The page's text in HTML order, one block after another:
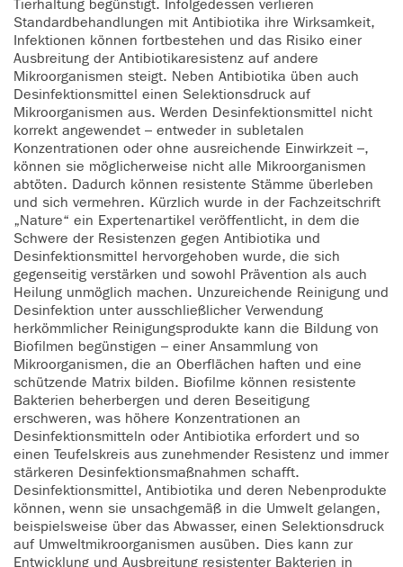
Tierhaltung begünstigt. Infolgedessen verlieren
Standardbehandlungen mit Antibiotika ihre Wirksamkeit,
Infektionen können fortbestehen und das Risiko einer
Ausbreitung der Antibiotikaresistenz auf andere
Mikroorganismen steigt. Neben Antibiotika üben auch
Desinfektionsmittel einen Selektionsdruck auf
Mikroorganismen aus. Werden Desinfektionsmittel nicht
korrekt angewendet – entweder in subletalen
Konzentrationen oder ohne ausreichende Einwirkzeit –,
können sie möglicherweise nicht alle Mikroorganismen
abtöten. Dadurch können resistente Stämme überleben
und sich vermehren. Kürzlich wurde in der Fachzeitschrift
„Nature“ ein Expertenartikel veröffentlicht, in dem die
Schwere der Resistenzen gegen Antibiotika und
Desinfektionsmittel hervorgehoben wurde, die sich
gegenseitig verstärken und sowohl Prävention als auch
Heilung unmöglich machen. Unzureichende Reinigung und
Desinfektion unter ausschließlicher Verwendung
herkömmlicher Reinigungsprodukte kann die Bildung von
Biofilmen begünstigen – einer Ansammlung von
Mikroorganismen, die an Oberflächen haften und eine
schützende Matrix bilden. Biofilme können resistente
Bakterien beherbergen und deren Beseitigung
erschweren, was höhere Konzentrationen an
Desinfektionsmitteln oder Antibiotika erfordert und so
einen Teufelskreis aus zunehmender Resistenz und immer
stärkeren Desinfektionsmaßnahmen schafft.
Desinfektionsmittel, Antibiotika und deren Nebenprodukte
können, wenn sie unsachgemäß in die Umwelt gelangen,
beispielsweise über das Abwasser, einen Selektionsdruck
auf Umweltmikroorganismen ausüben. Dies kann zur
Entwicklung und Ausbreitung resistenter Bakterien in